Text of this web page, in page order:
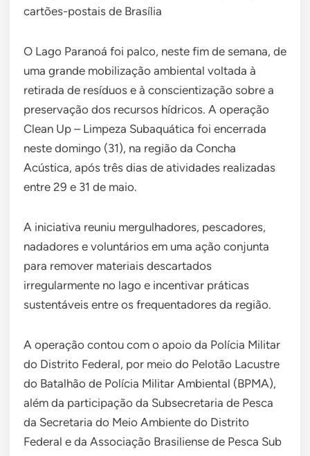
cartões-postais de Brasília
O Lago Paranoá foi palco, neste fim de semana, de
uma grande mobilização ambiental voltada à
retirada de resíduos e à conscientização sobre a
preservação dos recursos hídricos. A operação
Clean Up – Limpeza Subaquática foi encerrada
neste domingo (31), na região da Concha
Acústica, após três dias de atividades realizadas
entre 29 e 31 de maio.
A iniciativa reuniu mergulhadores, pescadores,
nadadores e voluntários em uma ação conjunta
para remover materiais descartados
irregularmente no lago e incentivar práticas
sustentáveis entre os frequentadores da região.
A operação contou com o apoio da Polícia Militar
do Distrito Federal, por meio do Pelotão Lacustre
do Batalhão de Polícia Militar Ambiental (BPMA),
além da participação da Subsecretaria de Pesca
da Secretaria do Meio Ambiente do Distrito
Federal e da Associação Brasiliense de Pesca Sub